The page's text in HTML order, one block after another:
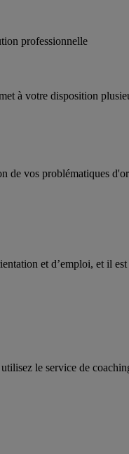
professionnelle
à votre disposition
de vos problématiques
et d’emploi, et il
le service de